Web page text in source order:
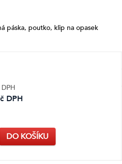
páska, poutko, klip na opasek
DPH
DO KOŠÍKU